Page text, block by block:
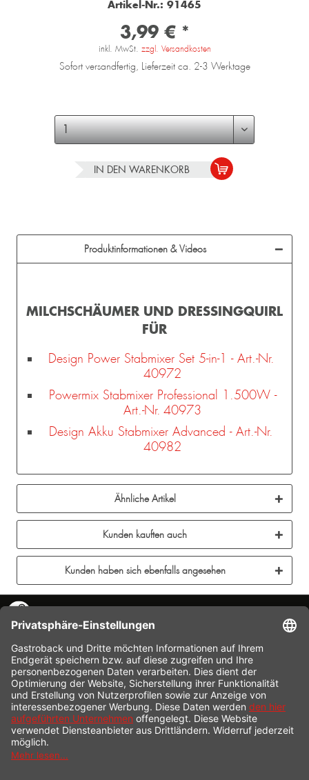
Artikel-Nr.: 91465
3,99 € *
inkl. MwSt. zzgl. Versandkosten
Sofort versandfertig, Lieferzeit ca. 2-3 Werktage
IN DEN WARENKORB
Produktinformationen & Videos
MILCHSCHÄUMER UND DRESSINGQUIRL
FÜR
Design Power Stabmixer Set 5-in-1 - Art.-Nr.
40972
Powermix Stabmixer Professional 1.500W -
Art.-Nr. 40973
Design Akku Stabmixer Advanced - Art.-Nr.
40982
Ähnliche Artikel
Kunden kauften auch
Kunden haben sich ebenfalls angesehen
SERVICE HOTLINE
INFORMATION
SHOP SERVICE